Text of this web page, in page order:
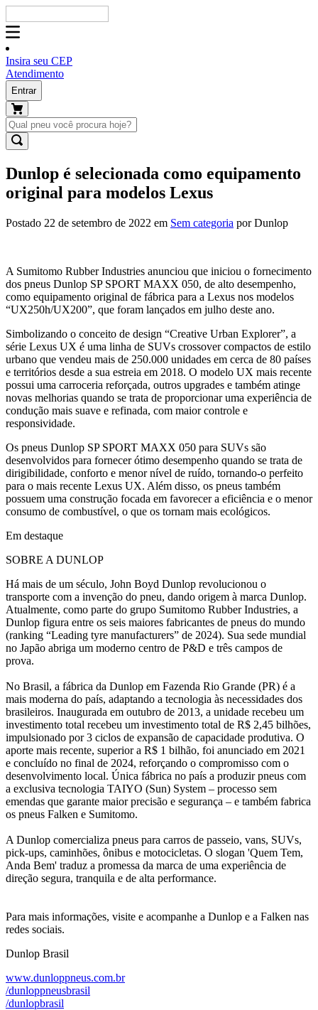
Insira seu CEP
Atendimento
Entrar
Dunlop é selecionada como equipamento
original para modelos Lexus
Postado 22 de setembro de 2022 em Sem categoria por Dunlop
A Sumitomo Rubber Industries anunciou que iniciou o fornecimento
dos pneus Dunlop SP SPORT MAXX 050, de alto desempenho,
como equipamento original de fábrica para a Lexus nos modelos
“UX250h/UX200”, que foram lançados em julho deste ano.
Simbolizando o conceito de design “Creative Urban Explorer”, a
série Lexus UX é uma linha de SUVs crossover compactos de estilo
urbano que vendeu mais de 250.000 unidades em cerca de 80 países
e territórios desde a sua estreia em 2018. O modelo UX mais recente
possui uma carroceria reforçada, outros upgrades e também atinge
novas melhorias quando se trata de proporcionar uma experiência de
condução mais suave e refinada, com maior controle e
responsividade.
Os pneus Dunlop SP SPORT MAXX 050 para SUVs são
desenvolvidos para fornecer ótimo desempenho quando se trata de
dirigibilidade, conforto e menor nível de ruído, tornando-o perfeito
para o mais recente Lexus UX. Além disso, os pneus também
possuem uma construção focada em favorecer a eficiência e o menor
consumo de combustível, o que os tornam mais ecológicos.
Em destaque
SOBRE A DUNLOP
Há mais de um século, John Boyd Dunlop revolucionou o
transporte com a invenção do pneu, dando origem à marca Dunlop.
Atualmente, como parte do grupo Sumitomo Rubber Industries, a
Dunlop figura entre os seis maiores fabricantes de pneus do mundo
(ranking “Leading tyre manufacturers” de 2024). Sua sede mundial
no Japão abriga um moderno centro de P&D e três campos de
prova.
No Brasil, a fábrica da Dunlop em Fazenda Rio Grande (PR) é a
mais moderna do país, adaptando a tecnologia às necessidades dos
brasileiros. Inaugurada em outubro de 2013, a unidade recebeu um
investimento total recebeu um investimento total de R$ 2,45 bilhões,
impulsionado por 3 ciclos de expansão de capacidade produtiva. O
aporte mais recente, superior a R$ 1 bilhão, foi anunciado em 2021
e concluído no final de 2024, reforçando o compromisso com o
desenvolvimento local. Única fábrica no país a produzir pneus com
a exclusiva tecnologia TAIYO (Sun) System – processo sem
emendas que garante maior precisão e segurança – e também fabrica
os pneus Falken e Sumitomo.
A Dunlop comercializa pneus para carros de passeio, vans, SUVs,
pick-ups, caminhões, ônibus e motocicletas. O slogan 'Quem Tem,
Anda Bem' traduz a promessa da marca de uma experiência de
direção segura, tranquila e de alta performance.
Para mais informações, visite e acompanhe a Dunlop e a Falken nas
redes sociais.
Dunlop Brasil
www.dunloppneus.com.br
/dunloppneusbrasil
/dunlopbrasil